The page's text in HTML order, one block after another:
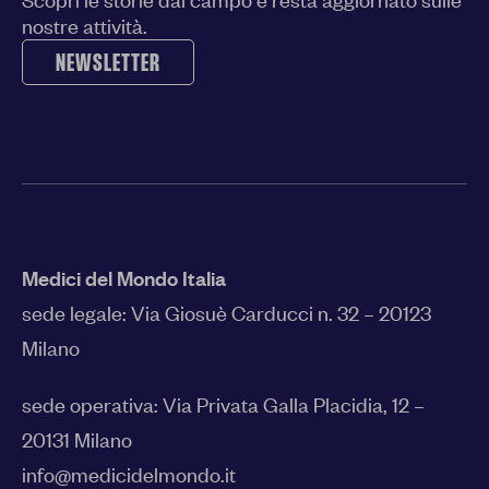
nostre attività.
NEWSLETTER
Medici del Mondo Italia
sede legale: Via Giosuè Carducci n. 32 – 20123
Milano
sede operativa: Via Privata Galla Placidia, 12 –
20131 Milano
info@medicidelmondo.it